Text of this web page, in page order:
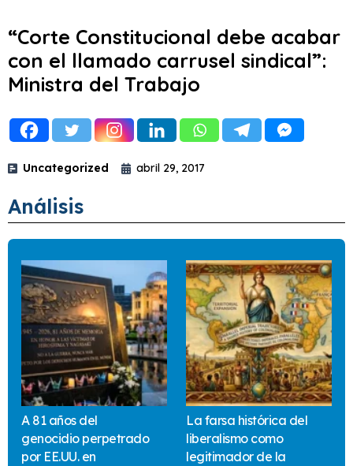
“Corte Constitucional debe acabar
con el llamado carrusel sindical”:
Ministra del Trabajo
Uncategorized abril 29, 2017
Análisis
A 81 años del
genocidio perpetrado
por EE.UU. en
La farsa histórica del
liberalismo como
legitimador de la